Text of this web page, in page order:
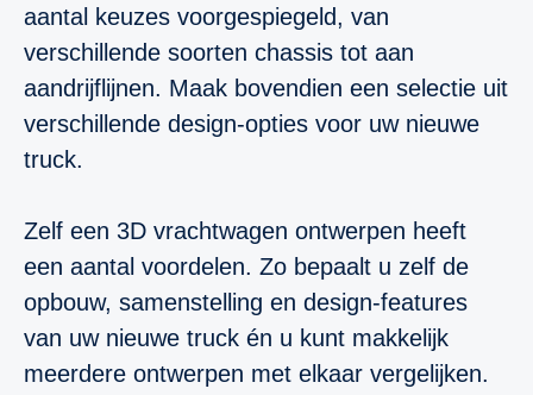
aantal keuzes voorgespiegeld, van
verschillende soorten chassis tot aan
aandrijflijnen. Maak bovendien een selectie uit
verschillende design-opties voor uw nieuwe
truck.
Zelf een 3D vrachtwagen ontwerpen heeft
een aantal voordelen. Zo bepaalt u zelf de
opbouw, samenstelling en design-features
van uw nieuwe truck én u kunt makkelijk
meerdere ontwerpen met elkaar vergelijken.